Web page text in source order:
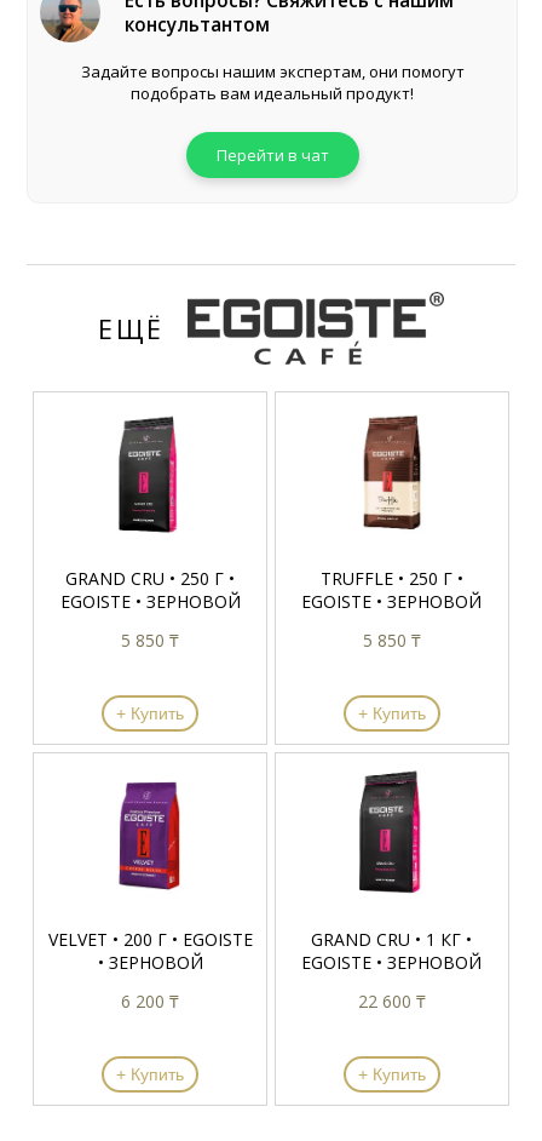
консультантом
Задайте вопросы нашим экспертам, они помогут
подобрать вам идеальный продукт!
Перейти в чат
ЕЩЁ
GRAND CRU • 250 Г •
EGOISTE • ЗЕРНОВОЙ
5 850 ₸
+ Купить
TRUFFLE • 250 Г •
EGOISTE • ЗЕРНОВОЙ
5 850 ₸
+ Купить
VELVET • 200 Г • EGOISTE
• ЗЕРНОВОЙ
6 200 ₸
+ Купить
GRAND CRU • 1 КГ •
EGOISTE • ЗЕРНОВОЙ
22 600 ₸
+ Купить